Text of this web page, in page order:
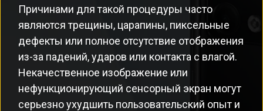
Причинами для такой процедуры часто
являются трещины, царапины, пиксельные
дефекты или полное отсутствие отображения
из-за падений, ударов или контакта с влагой.
Некачественное изображение или
нефункционирующий сенсорный экран могут
серьезно ухудшить пользовательский опыт и